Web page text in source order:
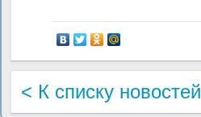
< К списку новостей